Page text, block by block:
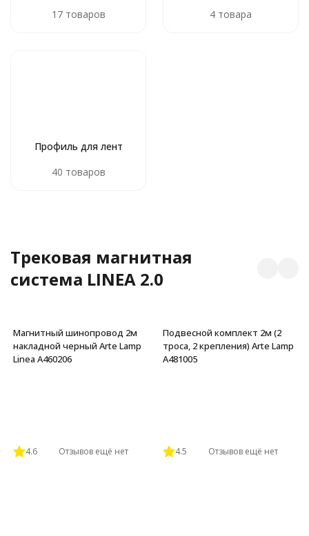
17 товаров
4 товара
Профиль для лент
40 товаров
Трековая магнитная
система LINEA 2.0
Магнитный шинопровод 2м
накладной черный Arte Lamp
Linea A460206
4.6 Отзывов ещё нет
Подвесной комплект 2м (2
троса, 2 крепления) Arte Lamp
A481005
4.5 Отзывов ещё нет